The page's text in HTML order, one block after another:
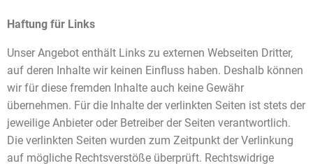
Haftung für Links
Unser Angebot enthält Links zu externen Webseiten Dritter,
auf deren Inhalte wir keinen Einfluss haben. Deshalb können
wir für diese fremden Inhalte auch keine Gewähr
übernehmen. Für die Inhalte der verlinkten Seiten ist stets der
jeweilige Anbieter oder Betreiber der Seiten verantwortlich.
Die verlinkten Seiten wurden zum Zeitpunkt der Verlinkung
auf mögliche Rechtsverstöße überprüft. Rechtswidrige